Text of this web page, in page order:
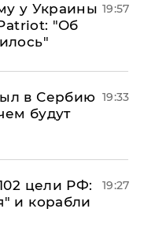
у Украины
"Об
19:57
в Сербию
будут
19:33
цели РФ:
и корабли
19:27